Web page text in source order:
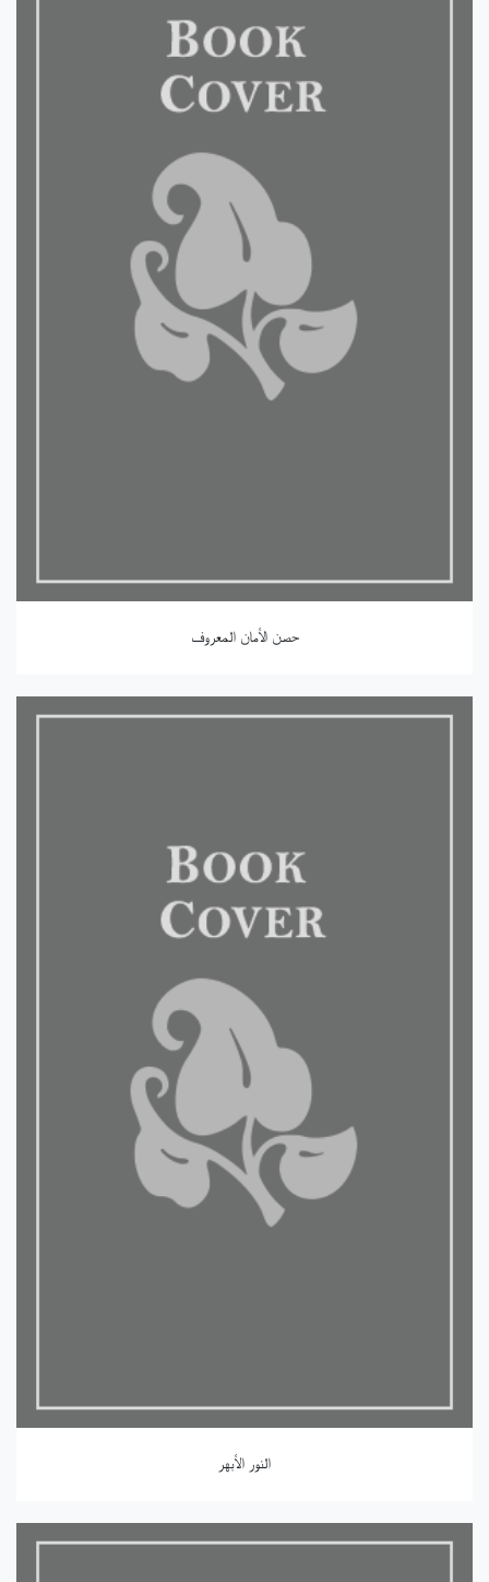
حصن الأمان المعروف
النور الأبهر